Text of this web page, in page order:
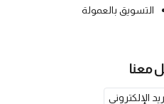
التسويق بالعمولة
معنا
الإلكتروني